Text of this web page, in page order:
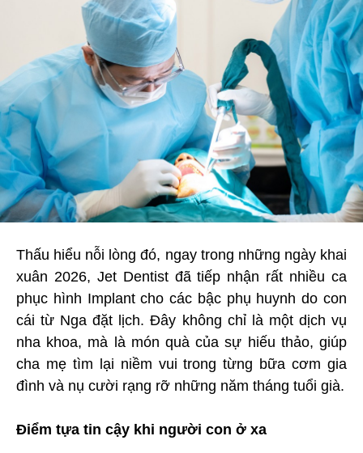
Thấu hiểu nỗi lòng đó, ngay trong những ngày khai
xuân 2026, Jet Dentist đã tiếp nhận rất nhiều ca
phục hình Implant cho các bậc phụ huynh do con
cái từ Nga đặt lịch. Đây không chỉ là một dịch vụ
nha khoa, mà là món quà của sự hiếu thảo, giúp
cha mẹ tìm lại niềm vui trong từng bữa cơm gia
đình và nụ cười rạng rỡ những năm tháng tuổi già.
Điểm tựa tin cậy khi người con ở xa